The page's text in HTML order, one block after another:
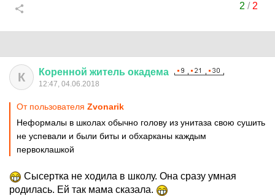
2 / 2
К Коренной житель окадема
12:47, 04.06.2018
От пользователя Zvonarik
Неформалы в школах обычно голову из унитаза свою сушить
не успевали и были биты и обхарканы каждым
первоклашкой
Сысертка не ходила в школу. Она сразу умная
родилась. Ей так мама сказала.